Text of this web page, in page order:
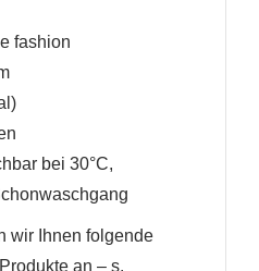
fashion
bei 30°C,
wir Ihnen folgende
an – s.